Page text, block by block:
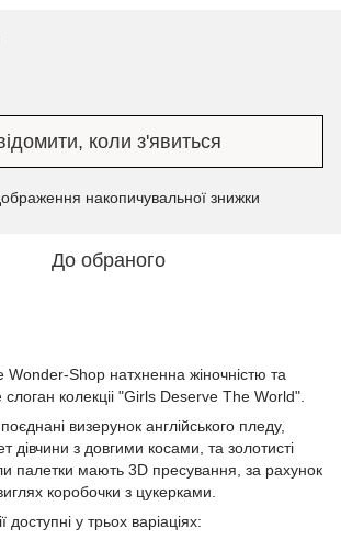
коли з'явиться
накопичувальної знижки
До обраного
Wonder-Shop натхненна жіночністю та
колекціі "Girls Deserve The World".
визерунок англійського пледу,
дівчини з довгими косами, та золотисті
палетки мають 3D пресування, за рахунок
коробочки з цукерками.
доступні у трьох варіаціях: